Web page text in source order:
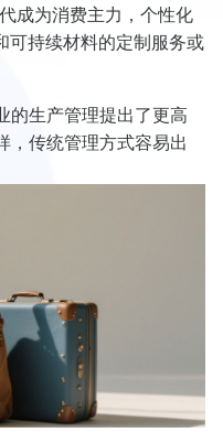
成为消费主力，个性化
可持续材料的定制服务或
的生产管理提出了更高
，传统管理方式容易出